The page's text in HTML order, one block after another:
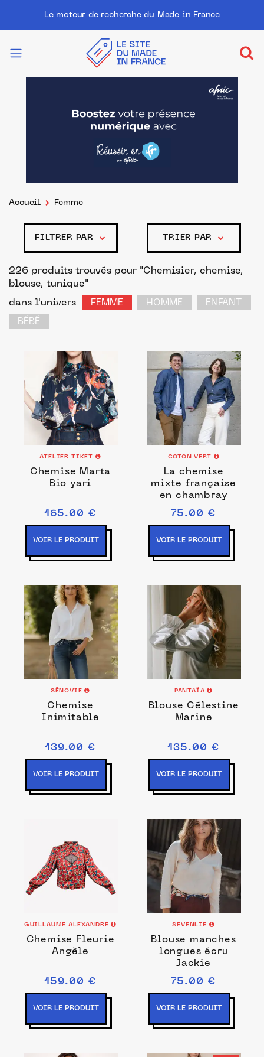
Le moteur de recherche du Made in France
Accueil Femme
FILTRER PAR TRIER PAR
226 produits trouvés pour "Chemisier, chemise,
blouse, tunique"
dans l'univers
FEMME HOMME
ENFANT
BÉBÉ
ATELIER TIKET
Chemise Marta
Bio yari
165.00 €
VOIR LE PRODUIT
COTON VERT
La chemise
mixte française
en chambray
75.00 €
VOIR LE PRODUIT
SÉNOVIE
Chemise
Inimitable
139.00 €
VOIR LE PRODUIT
PANTAÏA
Blouse Célestine
Marine
135.00 €
VOIR LE PRODUIT
GUILLAUME ALEXANDRE
Chemise Fleurie
Angèle
159.00 €
VOIR LE PRODUIT
SEVENLIE
Blouse manches
longues écru
Jackie
75.00 €
VOIR LE PRODUIT